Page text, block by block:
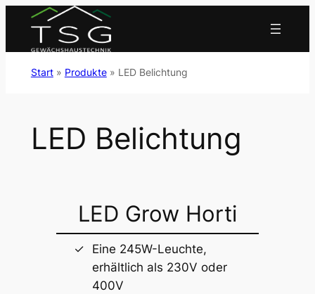
Inhalt
springen
Start» Produkte» LED Belichtung
LED Belichtung
LED Grow Horti
Eine 245W-Leuchte,
erhältlich als 230V oder
400V